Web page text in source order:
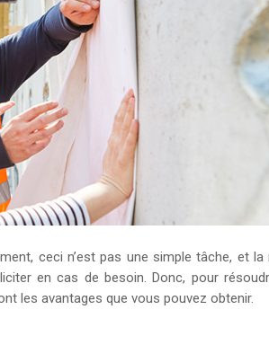
ceci n’est pas une simple tâche, et
en cas de besoin. Donc, pour
les avantages que vous pouvez obtenir.